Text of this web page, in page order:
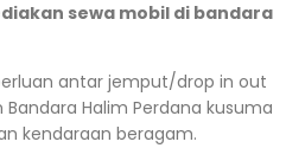
sewa mobil di bandara
antar jemput/drop in out
Halim Perdana kusuma
kendaraan beragam.